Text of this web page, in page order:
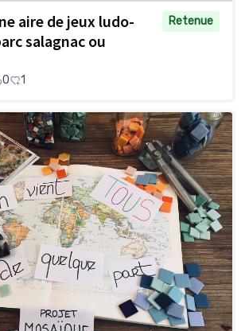
aire de jeux ludo-
salagnac ou
Retenue
0 1